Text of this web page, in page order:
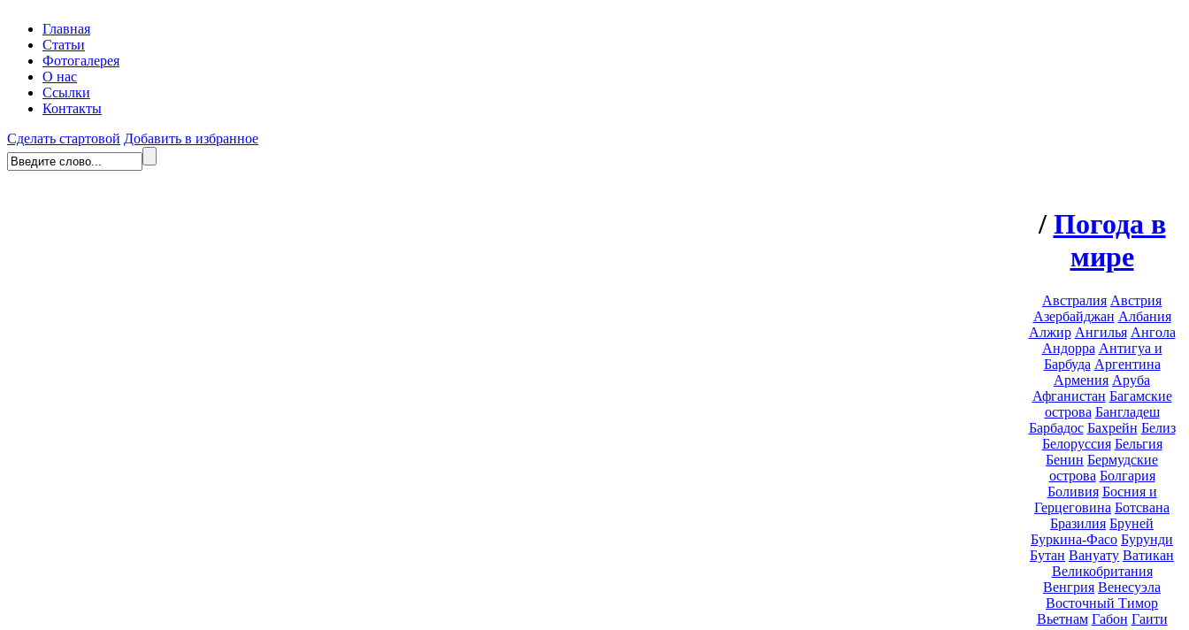
Главная
Статьи
Фотогалерея
О нас
Ссылки
Контакты
Сделать стартовой Добавить в избранное
/ Погода в
мире
Австралия Австрия
Азербайджан Албания
Алжир Ангилья Ангола
Андорра Антигуа и
Барбуда Аргентина
Армения Аруба
Афганистан Багамские
острова Бангладеш
Барбадос Бахрейн Белиз
Белоруссия Бельгия
Бенин Бермудские
острова Болгария
Боливия Босния и
Герцеговина Ботсвана
Бразилия Бруней
Буркина-Фасо Бурунди
Бутан Вануату Ватикан
Великобритания
Венгрия Венесуэла
Восточный Тимор
Вьетнам Габон Гаити